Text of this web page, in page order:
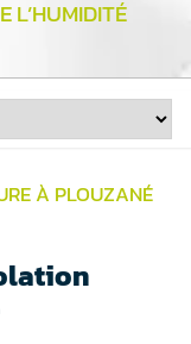
L’HUMIDITÉ
À PLOUZANÉ